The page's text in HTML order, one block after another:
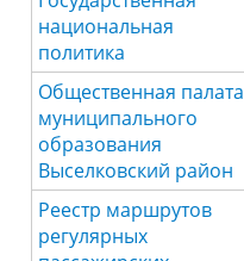
национальная
политика
Общественная палата
муниципального
образования
Выселковский район
Реестр маршрутов
регулярных